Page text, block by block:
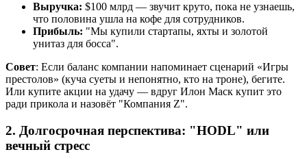
Выручка: $100 млрд — звучит круто, пока не узнаешь,
что половина ушла на кофе для сотрудников.
Прибыль: "Мы купили стартапы, яхты и золотой
унитаз для босса".
Совет: Если баланс компании напоминает сценарий «Игры
престолов» (куча суеты и непонятно, кто на троне), бегите.
Или купите акции на удачу — вдруг Илон Маск купит это
ради прикола и назовёт "Компания Z".
2. Долгосрочная перспектива: "HODL" или
вечный стресс